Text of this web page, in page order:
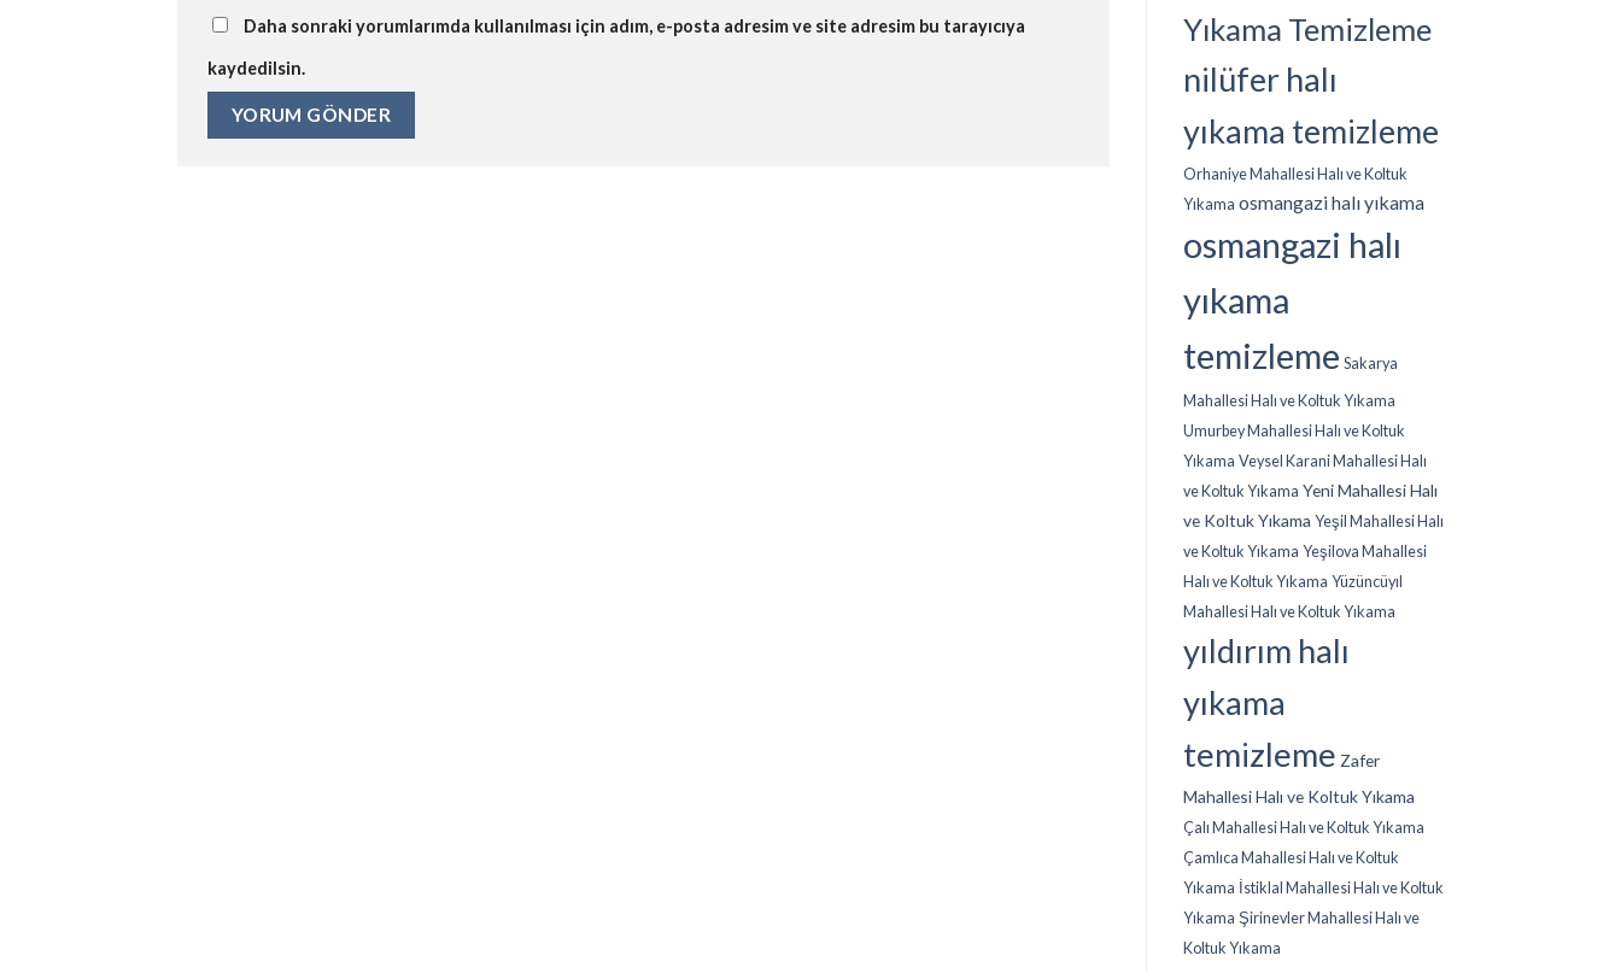
Daha sonraki yorumlarımda kullanılması için adım, e-posta adresim ve site adresim bu tarayıcıya
kaydedilsin.
Yıkama Temizleme
nilüfer halı
yıkama temizleme
Orhaniye Mahallesi Halı ve Koltuk
Yıkama osmangazi halı yıkama
osmangazi halı
yıkama
temizleme Sakarya
Mahallesi Halı ve Koltuk Yıkama
Umurbey Mahallesi Halı ve Koltuk
Yıkama Veysel Karani Mahallesi Halı
ve Koltuk Yıkama Yeni Mahallesi Halı
ve Koltuk Yıkama Yeşil Mahallesi Halı
ve Koltuk Yıkama Yeşilova Mahallesi
Halı ve Koltuk Yıkama Yüzüncüyıl
Mahallesi Halı ve Koltuk Yıkama
yıldırım halı
yıkama
temizleme Zafer
Mahallesi Halı ve Koltuk Yıkama
Çalı Mahallesi Halı ve Koltuk Yıkama
Çamlıca Mahallesi Halı ve Koltuk
Yıkama İstiklal Mahallesi Halı ve Koltuk
Yıkama Şirinevler Mahallesi Halı ve
Koltuk Yıkama